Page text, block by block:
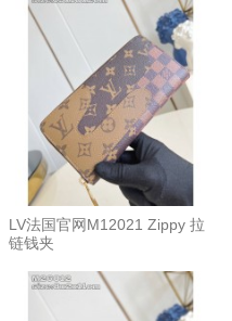
LV法国官网M12021 Zippy 拉
链钱夹